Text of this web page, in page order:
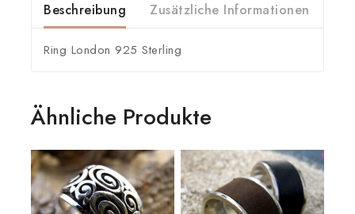
Beschreibung Zusätzliche Informationen
Ring London 925 Sterling
Ähnliche Produkte